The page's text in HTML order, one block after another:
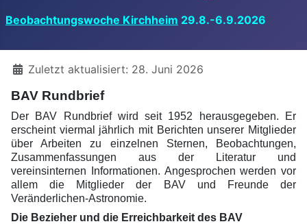
Beobachtungswoche Kirchheim 29.8.-6.9.2026
DetailsZuletzt aktualisiert: 28. Juni 2026
BAV Rundbrief
Der BAV Rundbrief wird seit 1952 herausgegeben. Er
erscheint viermal jährlich mit Berichten unserer Mitglieder
über Arbeiten zu einzelnen Sternen, Beobachtungen,
Zusammenfassungen aus der Literatur und
vereinsinternen Informationen. Angesprochen werden vor
allem die Mitglieder der BAV und Freunde der
Veränderlichen-Astronomie.
Die Bezieher und die Erreichbarkeit des BAV